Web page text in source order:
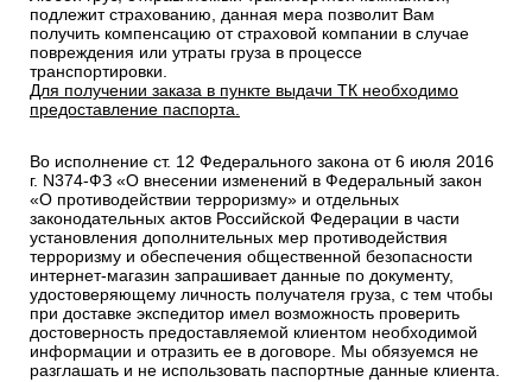
подлежит страхованию, данная мера позволит Вам
получить компенсацию от страховой компании в случае
повреждения или утраты груза в процессе
транспортировки.
Для получении заказа в пункте выдачи ТК необходимо
предоставление паспорта.
Во исполнение ст. 12 Федерального закона от 6 июля 2016
г. N374-ФЗ «О внесении изменений в Федеральный закон
«О противодействии терроризму» и отдельных
законодательных актов Российской Федерации в части
установления дополнительных мер противодействия
терроризму и обеспечения общественной безопасности
интернет-магазин запрашивает данные по документу,
удостоверяющему личность получателя груза, с тем чтобы
при доставке экспедитор имел возможность проверить
достоверность предоставляемой клиентом необходимой
информации и отразить ее в договоре. Мы обязуемся не
разглашать и не использовать паспортные данные клиента.